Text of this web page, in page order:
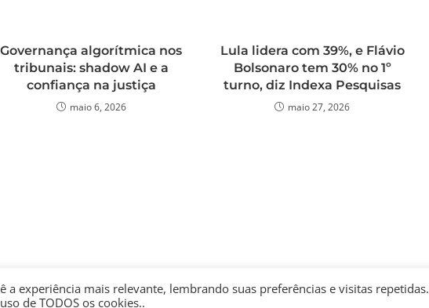
Governança algorítmica nos
tribunais: shadow AI e a
confiança na justiça
maio 6, 2026
Lula lidera com 39%, e Flávio
Bolsonaro tem 30% no 1º
turno, diz Indexa Pesquisas
maio 27, 2026
a experiência mais relevante, lembrando suas preferências e visitas repetidas.
de TODOS os cookies..